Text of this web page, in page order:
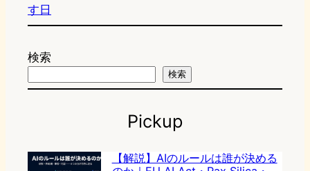
す日
検索
検索
Pickup
【解説】AIのルールは誰が決める